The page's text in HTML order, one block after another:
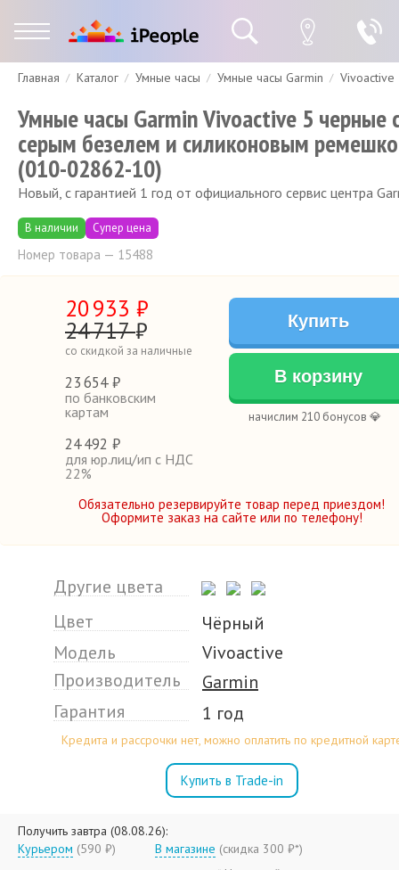
Гарантия Доставка и оплата Спецпредложения Скидки
Главная Каталог Умные часы Умные часы Garmin Vivoactive
Умные часы Garmin Vivoactive 5 черные
серым безелем и силиконовым
(010-02862-10)
Новый, с гарантией 1 год от официального сервис центра
В наличии Супер цена
Номер товара — 15488
20933 ₽
24717₽
со скидкой за наличные
23654 ₽
по банковским
картам
24492 ₽
для юр.лиц/ип с НДС
22%
Купить
В корзину
начислим 210 бонусов 💎
Обязательно резервируйте товар перед приездом!
Оформите заказ на сайте или по телефону!
Другие цвета
Цвет
Чёрный
Модель
Vivoactive
Производитель
Garmin
Гарантия
1 год
Кредита и рассрочки нет, можно оплатить по кредитной
Купить в Trade-in
Получить завтра (08.08.26):
Курьером (590 ₽) В магазине (скидка 300 ₽*)